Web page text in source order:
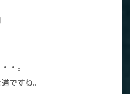
・。
ですね。